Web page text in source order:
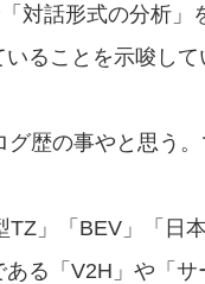
対話形式の分析
ることを示唆して
歴の事やと思う
TZ」「BEV」「日
る「V2H」や「